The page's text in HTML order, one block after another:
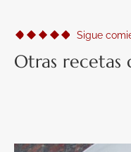
Sigue
Otras recetas